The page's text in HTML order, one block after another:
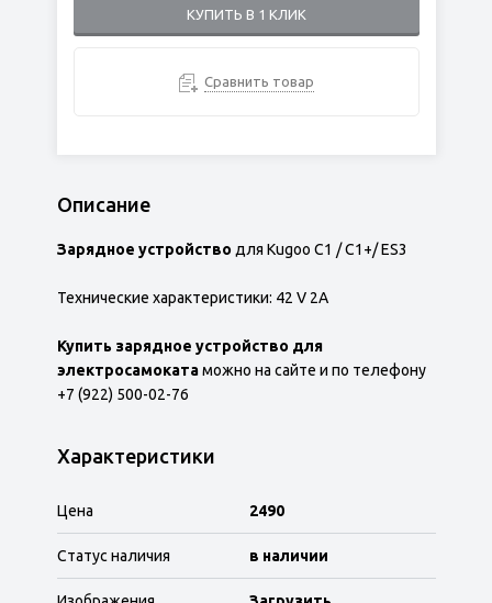
КУПИТЬ В 1 КЛИК
Сравнить товар
Описание
Зарядное устройство для Kugoo C1 / C1+/ ES3
Технические характеристики: 42 V 2A
Купить зарядное устройство для
электросамокатаможно на сайте и по телефону
+7 (922) 500-02-76
Характеристики
Цена 2490
Статус наличия в наличии